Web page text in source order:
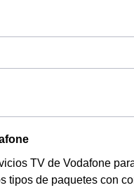
TV de Vodafone
tipos de paquetes con